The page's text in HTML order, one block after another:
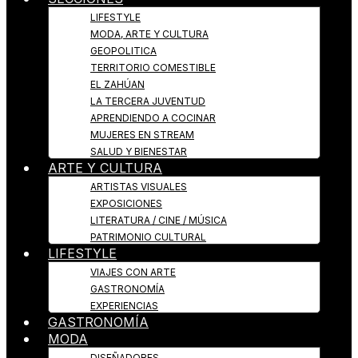
LIFESTYLE
MODA, ARTE Y CULTURA
GEOPOLITICA
TERRITORIO COMESTIBLE
EL ZAHÚAN
LA TERCERA JUVENTUD
APRENDIENDO A COCINAR
MUJERES EN STREAM
SALUD Y BIENESTAR
ARTE Y CULTURA
ARTISTAS VISUALES
EXPOSICIONES
LITERATURA / CINE / MÚSICA
PATRIMONIO CULTURAL
LIFESTYLE
VIAJES CON ARTE
GASTRONOMÍA
EXPERIENCIAS
GASTRONOMÍA
MODA